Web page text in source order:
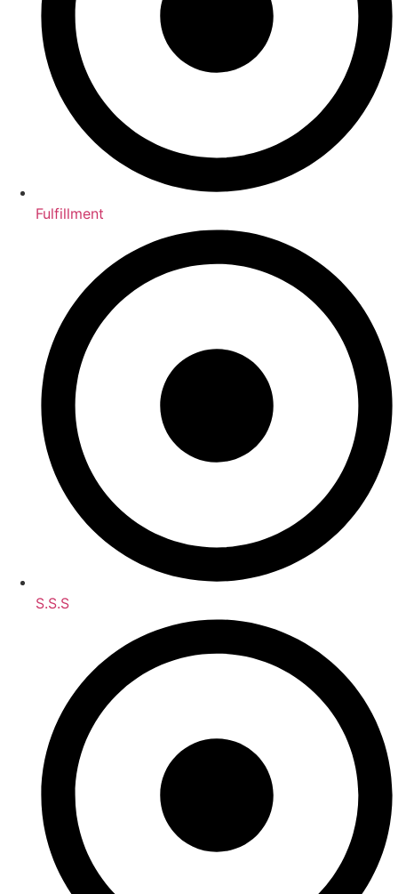
Fulfillment
S.S.S